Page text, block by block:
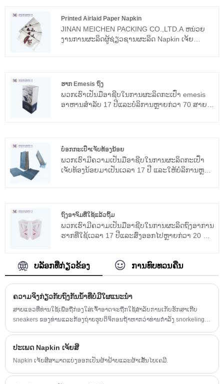
ວ່າພວກເຮົາຈະຮ່ວມມືກັບທ່ານເປັນເວລາດົນ.
Printed Airlaid Paper Napkin
JINAN MEICHEN PACKING CO.,LTD.A ຫນ່ວຍ
ງານການຜະລິດຜູ້ຊ່ຽວຊານຜະລິດ Napkin ເຈ້ຍ
ມີຄຸນນະພາບ. serviette ເຈ້ຍ airlaid ຂອງພວກເຮົາ
ແມ່ນເຊື່ອຖືໄດ້ແລະພວກເຮົາຫວັງວ່າພວກເຮົາຈະ
ຮ່ວມມືກັບທ່ານເປັນເວລາດົນ.
ຮາກ Emesis ຖົງ
ພວກ​ເຮົາ​ເປັນ​ມື​ອາ​ຊີບ​ໃນ​ການ​ຜະ​ລິດ​ກະ​ເປົ໋າ emesis
ອາ​ຫານ​ສໍາ​ລັບ 17 ປີ​ແລະ​ບໍ​ລິ​ການ​ຫຼາຍ​ກ​່​ວາ 70 ສາຍ​
ບ໋ອກກະເປົ໋າເຈັບທ້ອງນ້ອຍ
ພວກເຮົາມີຄວາມເປັນມືອາຊີບໃນການຜະລິດກະເປົ໋າ
ເຈັບທ້ອງນ້ອຍມາເປັນເວລາ 17 ປີ ແລະໃຫ້ບໍລິການຫຼາຍ
.etc. ພວກເຮົາກໍາລັງຊອກຫາຜະລິດຕະພັນທີ່ມີ
ຄຸນນະພາບສູງທີ່ສຸດ, ຄວາມພໍໃຈຂອງລູກຄ້າແມ່ນ
ຄວາມສຸກທີ່ໃຫຍ່ທີ່ສຸດຂອງພວກເຮົາ.
ຖົງອາຈົມທີ່ໃຊ້ແລ້ວຖິ້ມ
ພວກ​ເຮົາ​ມີ​ຄວາມ​ເປັນ​ມື​ອາ​ຊີບ​ໃນ​ການ​ຜະ​ລິດ​ຖົງ​ອາ​ການ​
ຮາກ​ທີ່​ໃຊ້​ເວ​ລາ 17 ປີ​ແລະ​ສົ່ງ​ອອກ​ໄປ​ຫຼາຍ​ກ​່​ວາ 20 ປະ​
ຄວາມສຸກທີ່ໃຫຍ່ທີ່ສຸດຂອງພວກເຮົາ.
ບລັອກທີ່ກ່ຽວຂ້ອງ ການທົບທວນຄືນ
ຄວາມຈິງກ່ຽວກັບຖົງກັນນ້ໍາທີ່ບໍ່ມີໃຜແນະນໍາ
ສາຍແອວທີ່ທ່ານໃຊ້ເພື່ອຖືກ່ອງໃສ່ເຈົ້າອາດຈະຖືກໃຊ້ສໍາລັບການເກັບຮັກສາເກີບ
sneakers ຂອງທ່ານແລະກ້ອງຖ່າຍຮູບດິຈິຕອນຖ້າຫາກວ່າທ່ານກໍາລັງ snorkeling
ປະເພດ Napkin ເຈ້ຍສີ
Napkin ເຈ້ຍສີສາມາດແບ່ງອອກເປັນຜ້າຝ້າຍແລະຜ້າເສັ້ນໄຍເຄມີ.